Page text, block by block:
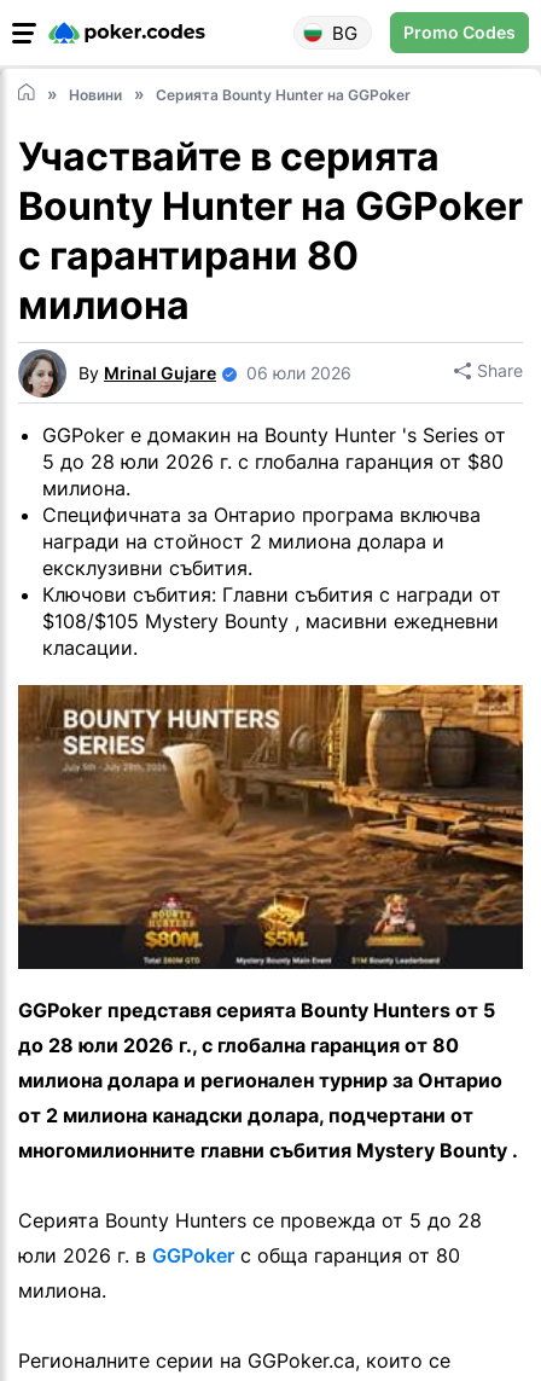
BG Promo Codes
Новини Серията Bounty Hunter на GGPoker
Участвайте в серията
Bounty Hunter на GGPoker
с гарантирани 80
милиона
By Mrinal Gujare 06 юли 2026 Share
GGPoker е домакин на Bounty Hunter 's Series от
5 до 28 юли 2026 г. с глобална гаранция от $80
милиона.
Специфичната за Онтарио програма включва
награди на стойност 2 милиона долара и
ексклузивни събития.
Ключови събития: Главни събития с награди от
$108/$105 Mystery Bounty , масивни ежедневни
класации.
GGPoker представя серията Bounty Hunters от 5
до 28 юли 2026 г., с глобална гаранция от 80
милиона долара и регионален турнир за Онтарио
от 2 милиона канадски долара, подчертани от
многомилионните главни събития Mystery Bounty .
Серията Bounty Hunters се провежда от 5 до 28
юли 2026 г. в GGPoker с обща гаранция от 80
милиона.
Регионалните серии на GGPoker.ca, които се